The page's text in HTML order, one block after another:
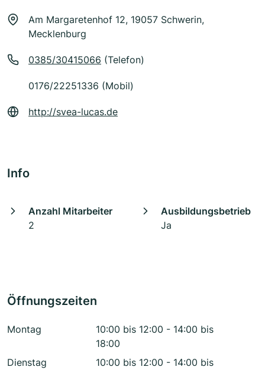
Am Margaretenhof 12, 19057 Schwerin,
Mecklenburg
0385/30415066 (Telefon)
0176/22251336 (Mobil)
http://svea-lucas.de
Info
Anzahl Mitarbeiter
2
Ausbildungsbetrieb
Ja
Öffnungszeiten
Montag
10:00 bis 12:00 - 14:00 bis
18:00
Dienstag
10:00 bis 12:00 - 14:00 bis